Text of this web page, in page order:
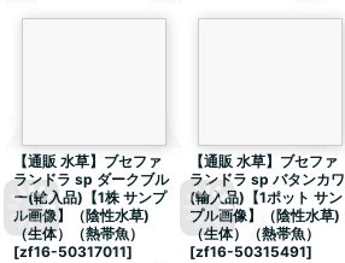
【通販 水草】ブセファ
ランドラ sp ダークブル
ー(輸入品)【1株 サンプ
ル画像】（陰性水草)
（生体）（熱帯魚）
[zf16-50317011]
【通販 水草】ブセファ
ランドラ sp バタンカワ
(輸入品)【1ポット サン
プル画像】（陰性水草)
（生体）（熱帯魚）
[zf16-50315491]